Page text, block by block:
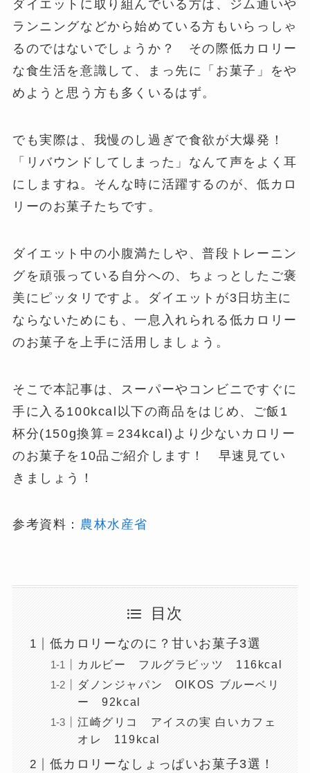
ダイエットに取り組んでいる方は、ジム通いや
ランニングなどから始めている方もいらっしゃ
るのではないでしょうか？ その際低カロリー
な食生活を意識して、まっ先に「お菓子」をや
めようと思う方も多くいるはず。
でも実際は、我慢のし過ぎで食欲が大爆発！
「リバウンドしてしまった」なんて声をよく耳
にしますね。そんな時に活躍するのが、低カロ
リーのお菓子たちです。
ダイエット中の小腹満たしや、普段トレーニン
グを頑張っている自分への、ちょっとしたご褒
美にピッタリですよ。ダイエットが3日坊主に
ならないためにも、一息入れられる低カロリー
のお菓子を上手に活用しましょう。
そこで本記事は、スーパーやコンビニですぐに
手に入る100kcal以下の商品をはじめ、ご飯1
杯分(150g換算＝234kcal)より少ないカロリー
のお菓子を10品ご紹介します！ 早速見てい
きましょう！
参考資料： 農林水産省
目次
低カロリーなのに？甘いお菓子3選
カルビー フルグラビッツ 116kcal
ダノンジャパン OIKOS ブルーベリ
ー 92kcal
江崎グリコ アイスの実 白いカフェ
オレ 119kcal
低カロリーなしょっぱいお菓子3選！